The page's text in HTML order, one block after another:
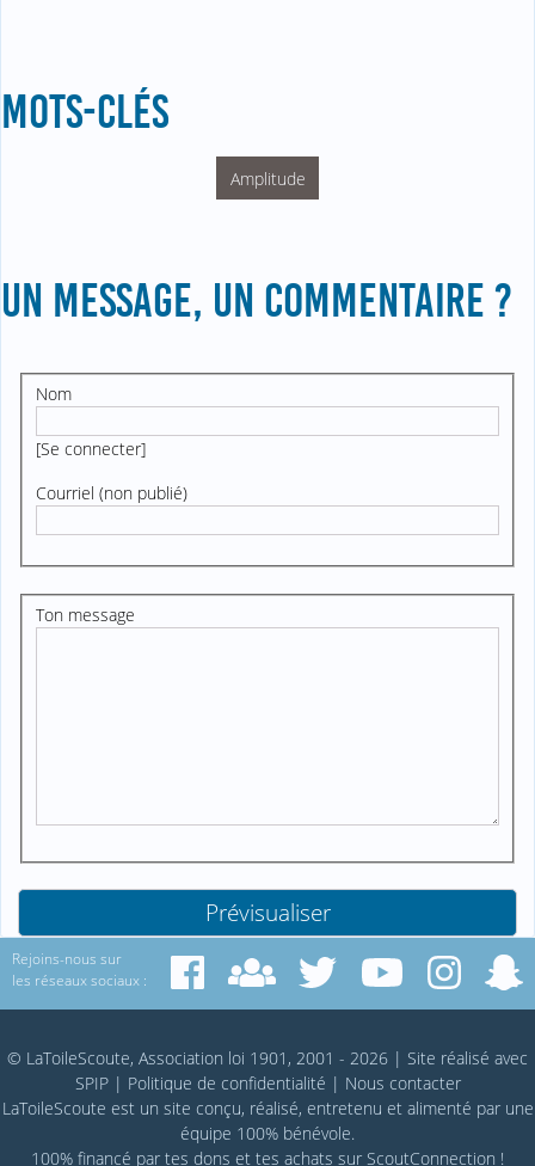
MOTS-CLÉS
Amplitude
UN MESSAGE, UN COMMENTAIRE ?
Nom
[Se connecter]
Courriel (non publié)
Ton message
Rejoins-nous sur
les réseaux sociaux :
© LaToileScoute, Association loi 1901, 2001 - 2026 | Site réalisé avec
SPIP| Politique de confidentialité | Nous contacter
LaToileScoute est un site conçu, réalisé, entretenu et alimenté par une
équipe 100% bénévole.
100% financé par tes dons et tes achats sur ScoutConnection !